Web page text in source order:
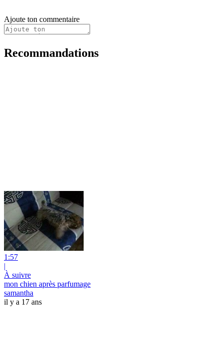
Ajoute ton commentaire
Recommandations
1:57
|
À suivre
mon chien après parfumage
samantha
il y a 17 ans